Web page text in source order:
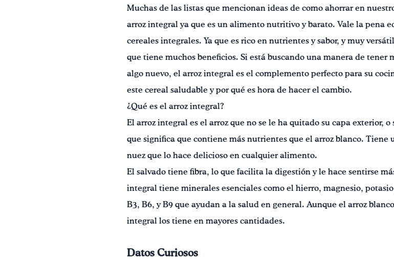
Muchas de las listas que mencionan ideas de como ahorrar en
arroz integral ya que es un alimento nutritivo y barato. Vale la pena
cereales integrales. Ya que es rico en nutrientes y sabor, y muy
que tiene muchos beneficios. Si está buscando una manera de
algo nuevo, el arroz integral es el complemento perfecto para su
este cereal saludable y por qué es hora de hacer el cambio.
¿Qué es el arroz integral?
El arroz integral es el arroz que no se le ha quitado su capa exterior,
que significa que contiene más nutrientes que el arroz blanco. Tiene
nuez que lo hace delicioso en cualquier alimento.
El salvado tiene fibra, lo que facilita la digestión y le hace sentirse
integral tiene minerales esenciales como el hierro, magnesio,
B3, B6, y B9 que ayudan a la salud en general. Aunque el arroz
integral los tiene en mayores cantidades.
Datos Curiosos